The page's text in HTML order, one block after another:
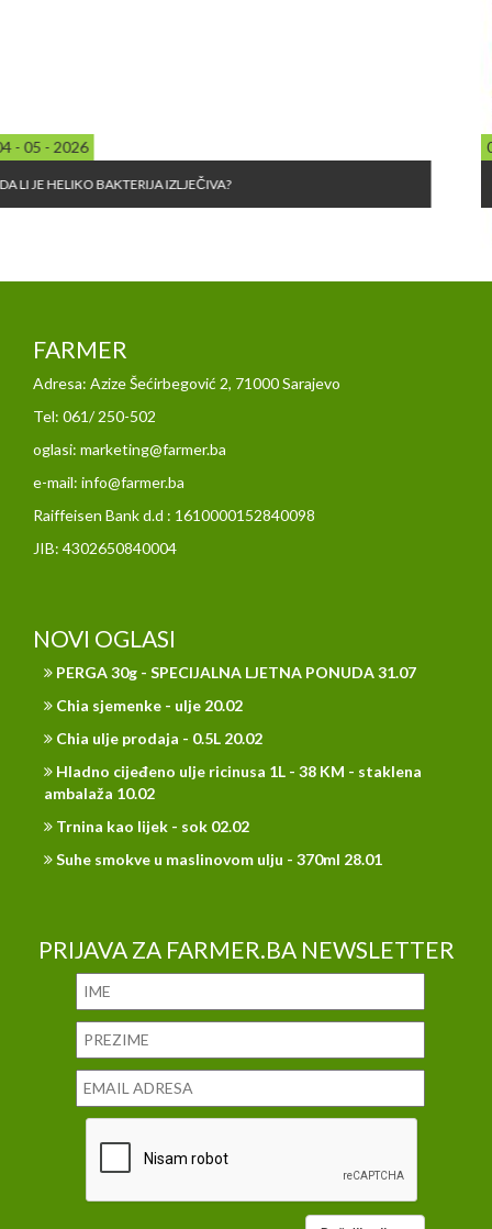
04 - 05 - 2026
DA LI JE HELIKO BAKTERIJA IZLJEČIVA?
FARMER
Adresa: Azize Šećirbegović 2, 71000 Sarajevo
Tel: 061/ 250-502
oglasi: marketing@farmer.ba
e-mail: info@farmer.ba
Raiffeisen Bank d.d : 1610000152840098
JIB: 4302650840004
NOVI OGLASI
PERGA 30g - SPECIJALNA LJETNA PONUDA 31.07
Chia sjemenke - ulje 20.02
Chia ulje prodaja - 0.5L 20.02
Hladno cijeđeno ulje ricinusa 1L - 38 KM - staklena
ambalaža 10.02
Trnina kao lijek - sok 02.02
Suhe smokve u maslinovom ulju - 370ml 28.01
PRIJAVA ZA FARMER.BA NEWSLETTER